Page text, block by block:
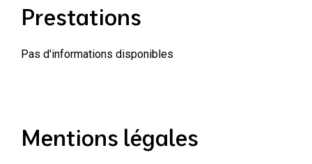
Prestations
Pas d'informations disponibles
Mentions légales